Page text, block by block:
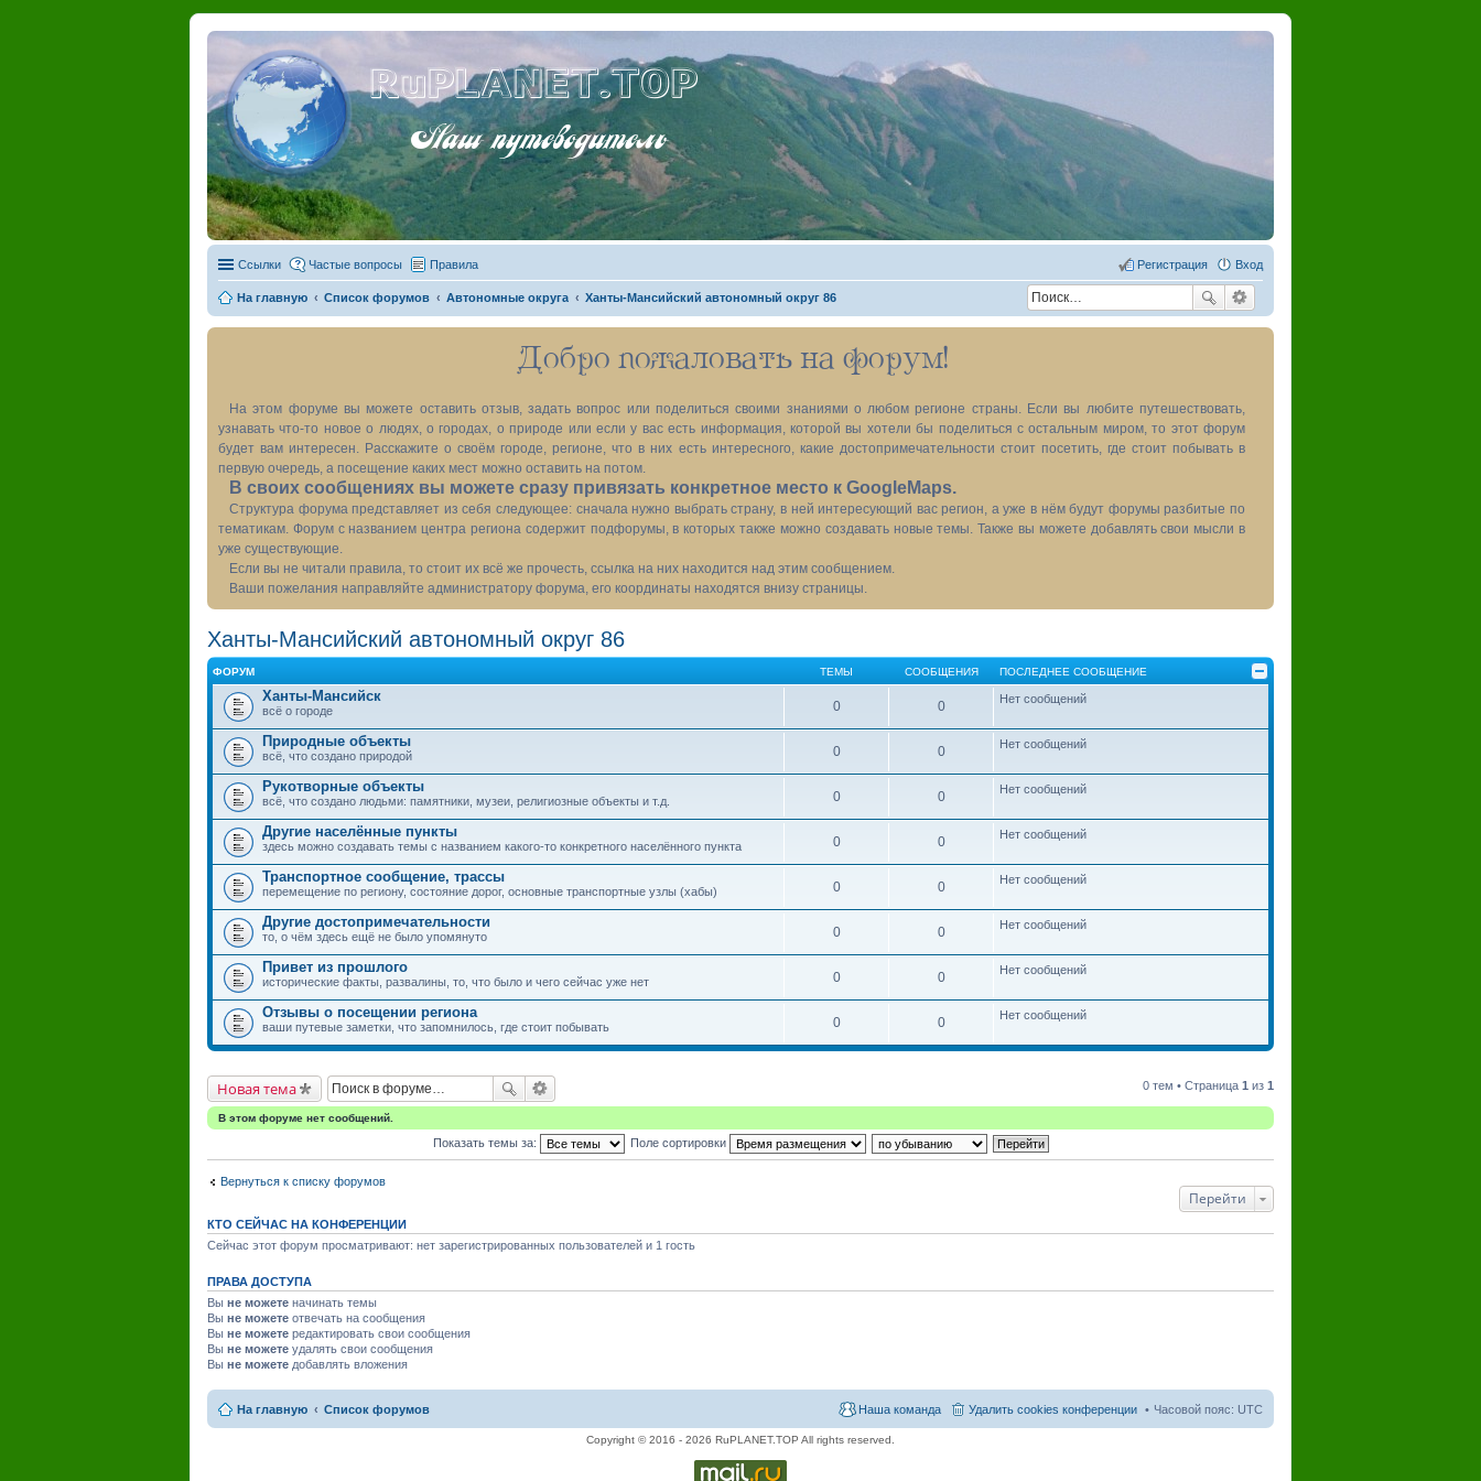
RuPLANET.TOP
Наш путеводитель
Ссылки Частые вопросы Правила Вход
Регистрация
На главную Список форумов Автономные округа Ханты-Мансийский автономный округ 86
Добро пожаловать на форум!
На этом форуме вы можете оставить отзыв, задать вопрос или поделиться своими знаниями о любом регионе страны. Если вы любите путешествовать,
узнавать что-то новое о людях, о городах, о природе или если у вас есть информация, которой вы хотели бы поделиться с остальным миром, то этот форум
будет вам интересен. Расскажите о своём городе, регионе, что в них есть интересного, какие достопримечательности стоит посетить, где стоит побывать в
первую очередь, а посещение каких мест можно оставить на потом.
В своих сообщениях вы можете сразу привязать конкретное место к GoogleMaps.
Структура форума представляет из себя следующее: сначала нужно выбрать страну, в ней интересующий вас регион, а уже в нём будут форумы разбитые по
тематикам. Форум с названием центра региона содержит подфорумы, в которых также можно создавать новые темы. Также вы можете добавлять свои мысли в
уже существующие.
Если вы не читали правила, то стоит их всё же прочесть, ссылка на них находится над этим сообщением.
Ваши пожелания направляйте администратору форума, его координаты находятся внизу страницы.
Ханты-Мансийский автономный округ 86
ФОРУМ ТЕМЫ СООБЩЕНИЯ ПОСЛЕДНЕЕ СООБЩЕНИЕ
Ханты-Мансийск
всё о городе 0 0 Нет сообщений
Природные объекты
всё, что создано природой 0 0 Нет сообщений
Рукотворные объекты
всё, что создано людьми: памятники, музеи, религиозные объекты и т.д. 0 0 Нет сообщений
Другие населённые пункты
здесь можно создавать темы с названием какого-то конкретного населённого пункта 0 0 Нет сообщений
Транспортное сообщение, трассы
перемещение по региону, состояние дорог, основные транспортные узлы (хабы) 0 0 Нет сообщений
Другие достопримечательности
то, о чём здесь ещё не было упомянуто 0 0 Нет сообщений
Привет из прошлого
исторические факты, развалины, то, что было и чего сейчас уже нет 0 0 Нет сообщений
Отзывы о посещении региона
ваши путевые заметки, что запомнилось, где стоит побывать 0 0 Нет сообщений
Новая тема 0 тем • Страница 1 из 1
В этом форуме нет сообщений.
Показать темы за: Поле сортировки
Вернуться к списку форумов
Перейти
КТО СЕЙЧАС НА КОНФЕРЕНЦИИ
Сейчас этот форум просматривают: нет зарегистрированных пользователей и 1 гость
ПРАВА ДОСТУПА
Вы не можете начинать темы
Вы не можете отвечать на сообщения
Вы не можете редактировать свои сообщения
Вы не можете удалять свои сообщения
Вы не можете добавлять вложения
На главную Список форумов Часовой пояс: UTC
Удалить cookies конференции
Наша команда
Copyright © 2016 - 2026 RuPLANET.TOP All rights reserved.